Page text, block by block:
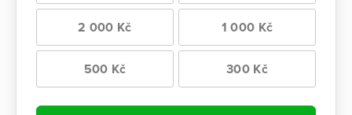
2 000 Kč 1 000 Kč
500 Kč 300 Kč